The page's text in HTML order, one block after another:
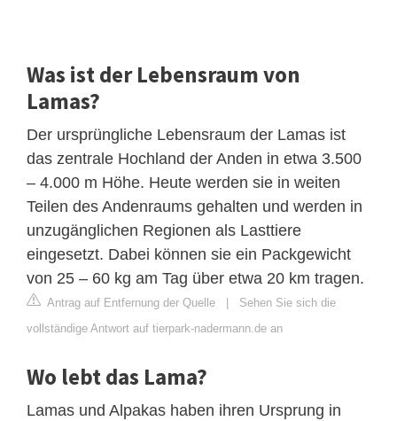
Was ist der Lebensraum von
Lamas?
Der ursprüngliche Lebensraum der Lamas ist
das zentrale Hochland der Anden in etwa 3.500
– 4.000 m Höhe. Heute werden sie in weiten
Teilen des Andenraums gehalten und werden in
unzugänglichen Regionen als Lasttiere
eingesetzt. Dabei können sie ein Packgewicht
von 25 – 60 kg am Tag über etwa 20 km tragen.
Antrag auf Entfernung der Quelle
Sehen Sie sich die
vollständige Antwort auf tierpark-nadermann.de an
Wo lebt das Lama?
Lamas und Alpakas haben ihren Ursprung in